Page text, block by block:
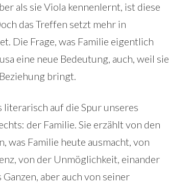
als sie Viola kennenlernt, ist diese
das Treffen setzt mehr in
Die Frage, was Familie eigentlich
eine neue Bedeutung, auch, weil sie
bringt.
auf die Spur unseres
der Familie. Sie erzählt von den
was Familie heute ausmacht, von
von der Unmöglichkeit, einander
aber auch von seiner